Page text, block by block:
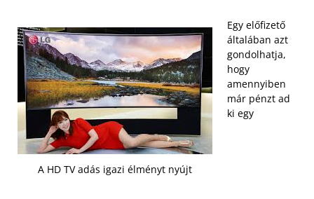
A HD TV adás igazi élményt nyújt
Egy előfizető
általában azt
gondolhatja,
hogy
amennyiben
már pénzt ad
ki egy